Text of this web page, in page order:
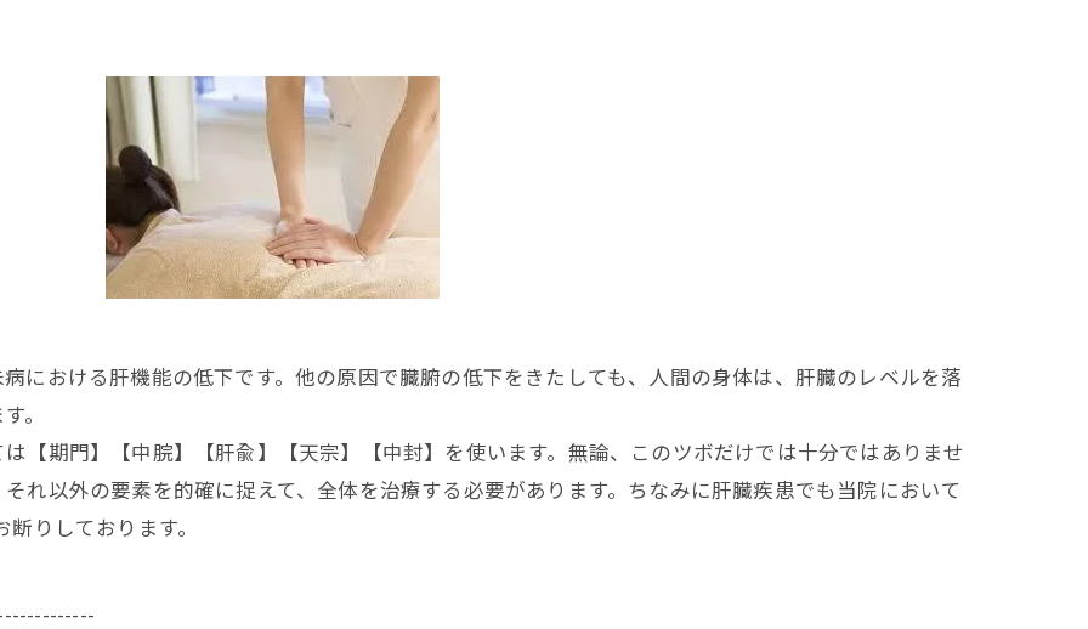
における肝機能の低下です。他の原因で臓腑の低下をきたしても、人間の身体は、肝臓のレベルを落
。
【期門】【中脘】【肝兪】【天宗】【中封】を使います。無論、このツボだけでは十分ではありませ
れ以外の要素を的確に捉えて、全体を治療する必要があります。ちなみに肝臓疾患でも当院において
りしております。